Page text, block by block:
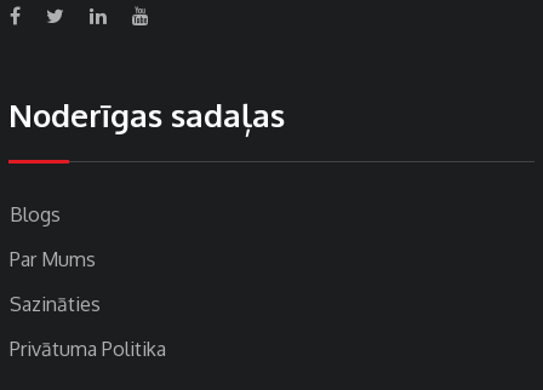
Noderīgas sadaļas
Blogs
Par Mums
Sazināties
Privātuma Politika